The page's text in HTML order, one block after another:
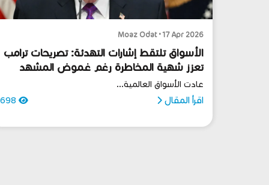
Moaz Odat • 17 Apr 2026
الأسواق تلتقط إشارات التهدئة: تصريحات ترامب
تعزز شهية المخاطرة رغم غموض المشهد
عادت الأسواق العالمية...
اقرأ المقال